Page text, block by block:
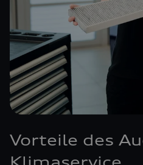
Vorteile des